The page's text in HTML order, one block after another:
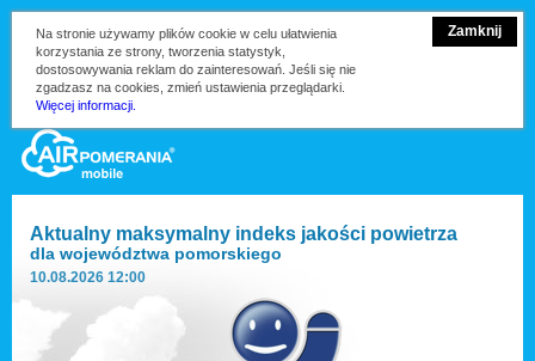
Zamknij
Na stronie używamy plików cookie w celu ułatwienia
korzystania ze strony, tworzenia statystyk,
dostosowywania reklam do zainteresowań. Jeśli się nie
zgadzasz na cookies, zmień ustawienia przeglądarki.
Więcej informacji.
Aktualny maksymalny indeks jakości powietrza
dla województwa pomorskiego
10.08.2026 12:00